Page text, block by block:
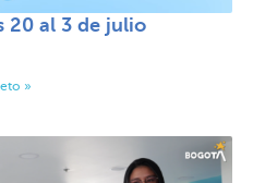
20 al 3 de julio
»